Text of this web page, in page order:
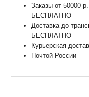
Заказы от 50000
БЕСПЛАТНО
Доставка до
БЕСПЛАТНО
Курьерская
Почтой России